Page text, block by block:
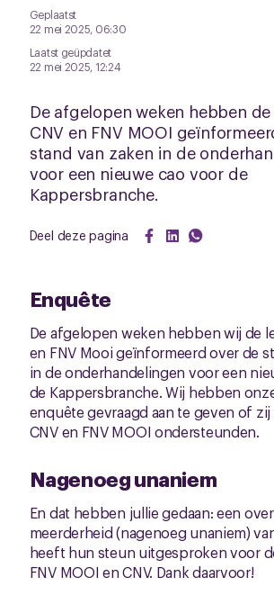
Geplaatst
22 mei 2025, 06:30
Laatst geüpdatet
22 mei 2025, 12:24
De afgelopen weken hebben
CNV en FNV MOOI
stand van zaken in de
voor een nieuwe cao voor de
Kappersbranche.
Deel deze pagina
Enquête
De afgelopen weken hebben wij de
en FNV Mooi geïnformeerd over de
in de onderhandelingen voor een
de Kappersbranche. Wij hebben
enquête gevraagd aan te geven of zij
CNV en FNV MOOI ondersteunden.
Nagenoeg unaniem
En dat hebben jullie gedaan: een
meerderheid (nagenoeg unaniem)
heeft hun steun uitgesproken voor
FNV MOOI en CNV. Dank daarvoor!